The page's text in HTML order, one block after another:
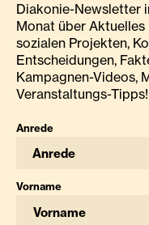
Diakonie-Newsletter
Monat über
sozialen Projekten,
Entscheidungen,
Kampagnen-Videos,
Veranstaltungs-Tipps!
Anrede
Anrede
Vorname